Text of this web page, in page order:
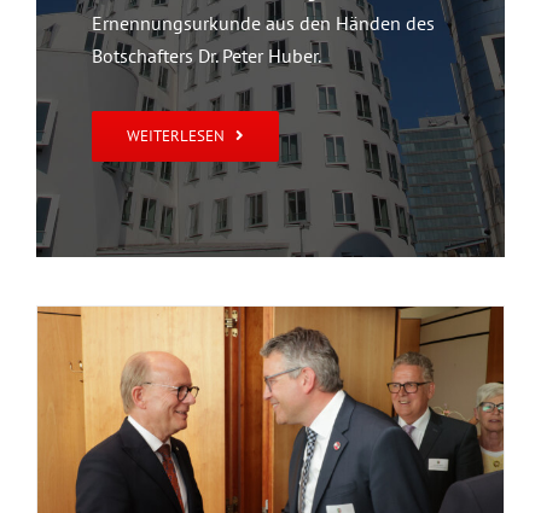
Ernennungsurkunde aus den Händen des
Botschafters Dr. Peter Huber.
WEITERLESEN
Frühlingsempfang für das
Konsularische Korps im Landtag
Nordrhein-Westfalen